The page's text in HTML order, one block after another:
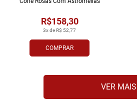
COMPRAR
3x de R$ 52,77
R$158,30
VER MAIS